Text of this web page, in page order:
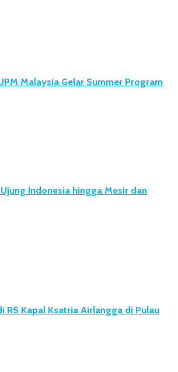
Malaysia Gelar Summer Program
Ujung Indonesia hingga Mesir dan
RS Kapal Ksatria Airlangga di Pulau